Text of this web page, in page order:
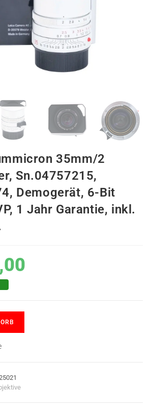
35mm/2
Sn.04757215,
Demogerät, 6-Bit
1 Jahr Garantie, inkl.